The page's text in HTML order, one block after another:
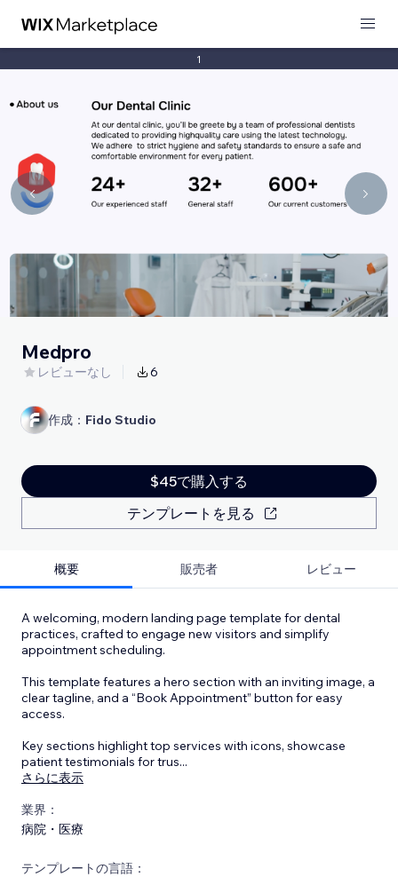
1
Medpro
レビューなし 6
作成： Fido Studio
$45で購入する
テンプレートを見る
概要 販売者 レビュー
A welcoming, modern landing page template for dental
practices, crafted to engage new visitors and simplify
appointment scheduling.
This template features a hero section with an inviting image, a
clear tagline, and a “Book Appointment” button for easy
access.
Key sections highlight top services with icons, showcase
patient testimonials for trus...
さらに表示
業界：
病院・医療
テンプレートの言語：